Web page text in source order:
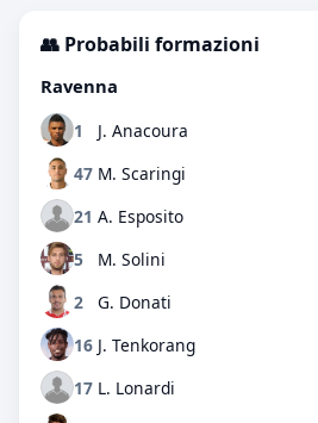
👥 Probabili formazioni
Ravenna
1
J. Anacoura
47 M. Scaringi
21 A. Esposito
5
M. Solini
2
G. Donati
16 J. Tenkorang
17 L. Lonardi